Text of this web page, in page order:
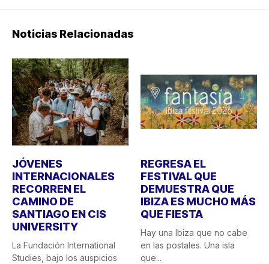
Noticias Relacionadas
JÓVENES
INTERNACIONALES
RECORREN EL
CAMINO DE
SANTIAGO EN CIS
UNIVERSITY
La Fundación International
Studies, bajo los auspicios
REGRESA EL
FESTIVAL QUE
DEMUESTRA QUE
IBIZA ES MUCHO MÁS
QUE FIESTA
Hay una Ibiza que no cabe
en las postales. Una isla
que...